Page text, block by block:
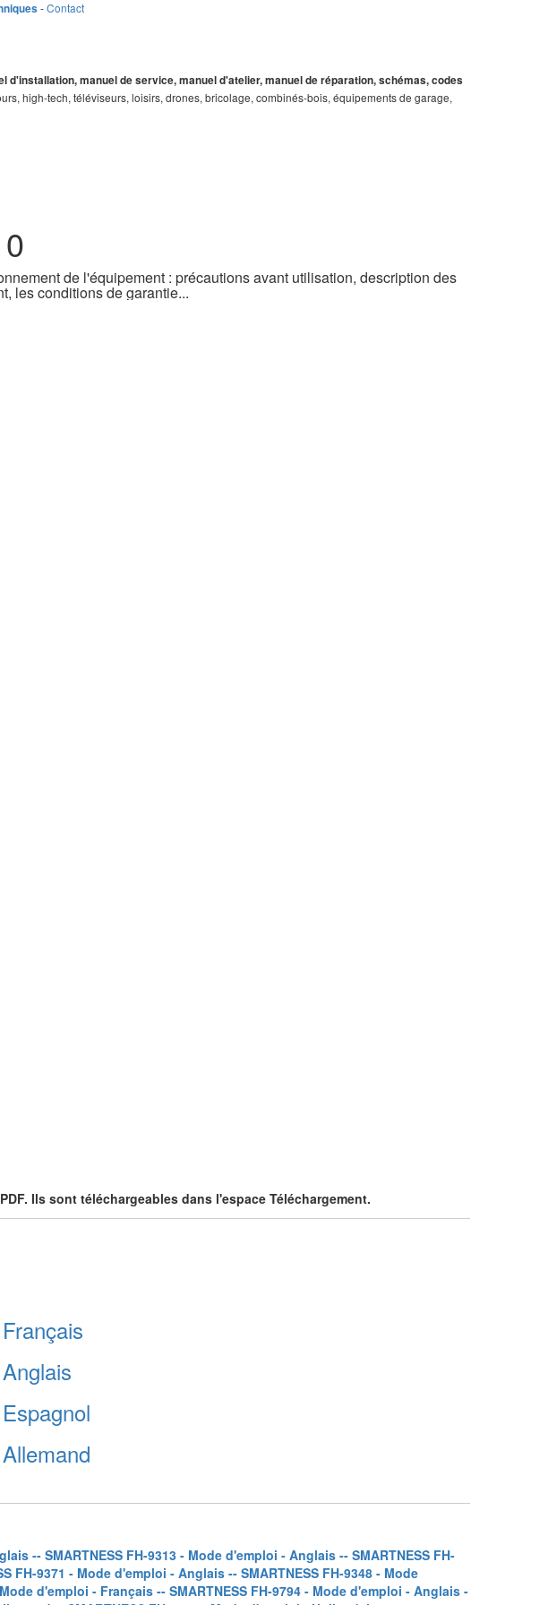
-Contact
manuel de service, manuel d'atelier, manuel de réparation, schémas, codes
high-tech, téléviseurs, loisirs, drones, bricolage, combinés-bois, équipements de garage,
de l'équipement : précautions avant utilisation, description des
les conditions de garantie...
Ils sont téléchargeables dans l'espace Téléchargement.
-- SMARTNESS FH-9313 - Mode d'emploi - Anglais -- SMARTNESS FH-
FH-9371 - Mode d'emploi - Anglais -- SMARTNESS FH-9348 - Mode
d'emploi - Français -- SMARTNESS FH-9794 - Mode d'emploi - Anglais -